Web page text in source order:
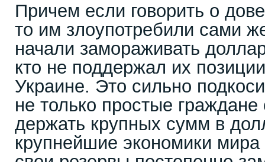
Причем если говорить о
то им злоупотребили сами
начали замораживать
кто не поддержал их
Украине. Это сильно
не только простые граждане
держать крупных сумм в
крупнейшие экономики